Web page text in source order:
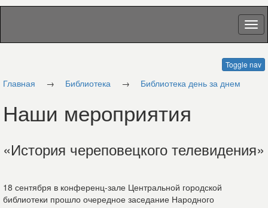
Toggle nav
Главная → Библиотека → Библиотека день за днем
Наши мероприятия
«История череповецкого телевидения»
18 сентября в конференц-зале Центральной городской
библиотеки прошло очередное заседание Народного